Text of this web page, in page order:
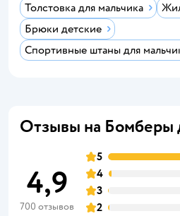
Толстовка для мальчика
Брюки детские
Спортивные штаны для
Отзывы на Бомберы
4,9
700 отзывов
5
4
3
2